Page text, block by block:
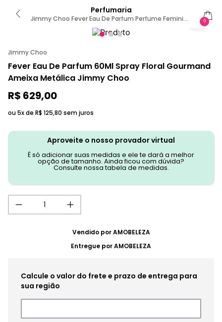
Perfumaria
Jimmy Choo Fever Eau De Parfum Perfume Feminino
0
Jimmy Choo
Fever Eau De Parfum 60Ml Spray Floral Gourmand
Ameixa Metálica Jimmy Choo
R$ 629,00
ou 5x de R$ 125,80 sem juros
Aproveite o nosso provador virtual
É só adicionar suas medidas e ele te dará a melhor
opção de tamanho. Ainda ficou com dúvida?
Consulte nossa tabela de medidas.
Vendido porAMOBELEZA
Entregue porAMOBELEZA